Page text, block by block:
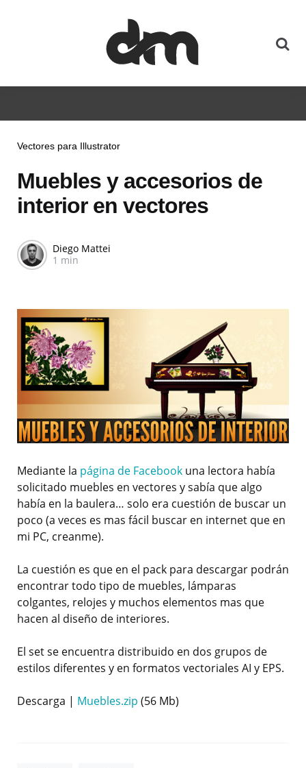
Vectores para Illustrator
Muebles y accesorios de
interior en vectores
Diego Mattei
1 min
Mediante la página de Facebook una lectora había
solicitado muebles en vectores y sabía que algo
había en la baulera… solo era cuestión de buscar un
poco (a veces es mas fácil buscar en internet que en
mi PC, creanme).
La cuestión es que en el pack para descargar podrán
encontrar todo tipo de muebles, lámparas
colgantes, relojes y muchos elementos mas que
hacen al diseño de interiores.
El set se encuentra distribuido en dos grupos de
estilos diferentes y en formatos vectoriales AI y EPS.
Descarga | Muebles.zip (56 Mb)